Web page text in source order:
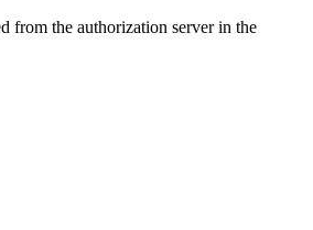
from the authorization server in the